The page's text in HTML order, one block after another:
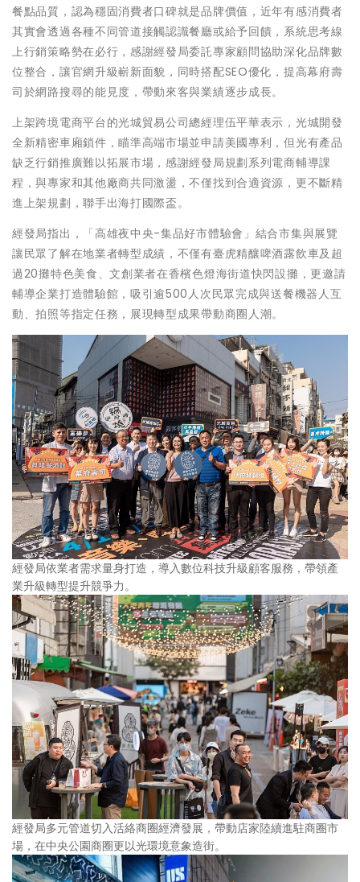
餐點品質，認為穩固消費者口碑就是品牌價值，近年有感消費者
其實會透過各種不同管道接觸認識餐廳或給予回饋，系統思考線
上行銷策略勢在必行，感謝經發局委託專家顧問協助深化品牌數
位整合，讓官網升級嶄新面貌，同時搭配SEO優化，提高幕府壽
司於網路搜尋的能見度，帶動來客與業績逐步成長。
上架跨境電商平台的光城貿易公司總經理伍平華表示，光城開發
全新精密車廂鎖件，瞄準高端市場並申請美國專利，但光有產品
缺乏行銷推廣難以拓展市場，感謝經發局規劃系列電商輔導課
程，與專家和其他廠商共同激盪，不僅找到合適資源，更不斷精
進上架規劃，聯手出海打國際盃。
經發局指出，「高雄夜中央-集品好市體驗會」結合市集與展覽
讓民眾了解在地業者轉型成績，不僅有臺虎精釀啤酒露飲車及超
過20攤特色美食、文創業者在香檳色燈海街道快閃設攤，更邀請
輔導企業打造體驗館，吸引逾500人次民眾完成與送餐機器人互
動、拍照等指定任務，展現轉型成果帶動商圈人潮。
經發局依業者需求量身打造，導入數位科技升級顧客服務，帶領產
業升級轉型提升競爭力。
經發局多元管道切入活絡商圈經濟發展，帶動店家陸續進駐商圈市
場，在中央公園商圈更以光環境意象造街。